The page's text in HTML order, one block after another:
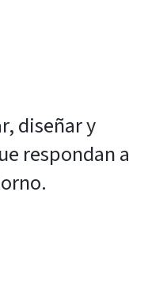
diseñar y
respondan a